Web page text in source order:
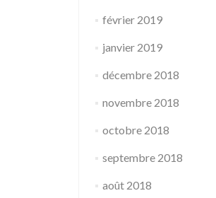
février 2019
janvier 2019
décembre 2018
novembre 2018
octobre 2018
septembre 2018
août 2018